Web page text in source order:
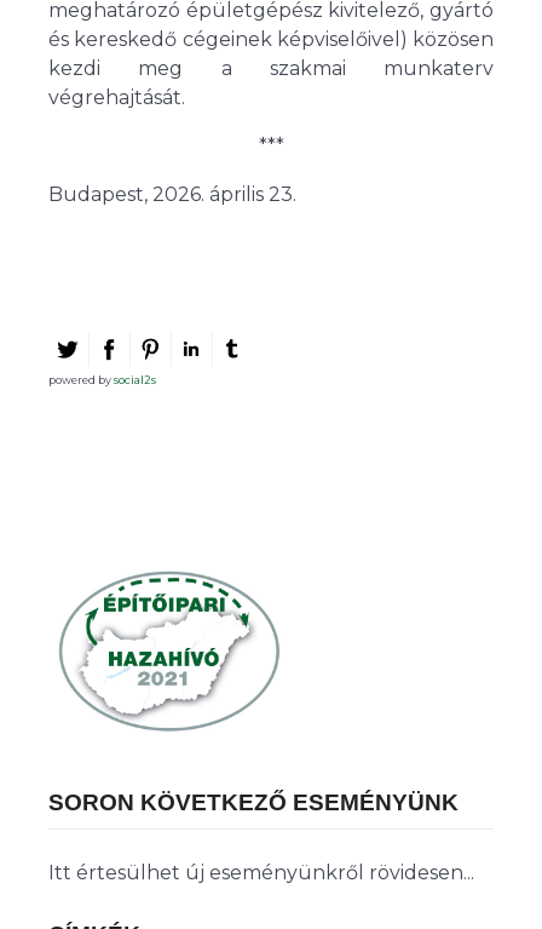
meghatározó épületgépész kivitelező, gyártó
és kereskedő cégeinek képviselőivel) közösen
kezdi meg a szakmai munkaterv
végrehajtását.
***
Budapest, 2026. április 23.
powered bysocial2s
SORON KÖVETKEZŐ ESEMÉNYÜNK
Itt értesülhet új eseményünkről rövidesen...